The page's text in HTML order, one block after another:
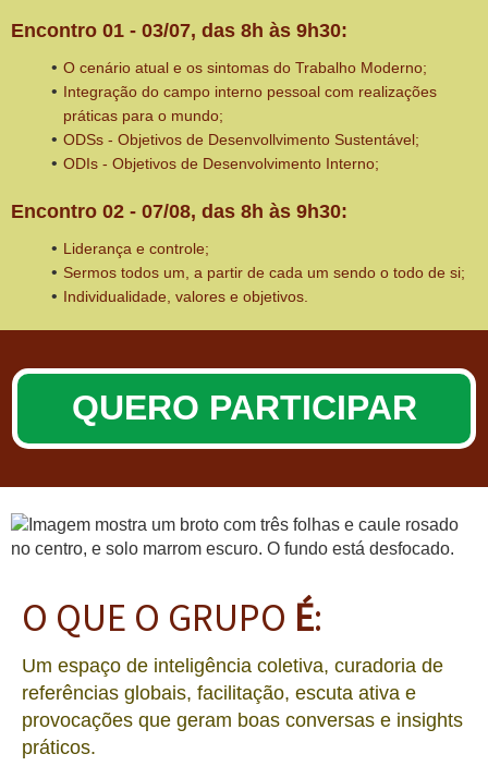
Encontro 01 - 03/07, das 8h às 9h30:
O cenário atual e os sintomas do Trabalho Moderno;
Integração do campo interno pessoal com realizações
práticas para o mundo;
ODSs - Objetivos de Desenvollvimento Sustentável;
ODIs - Objetivos de Desenvolvimento Interno;
Encontro 02 - 07/08, das 8h às 9h30:
Liderança e controle;
Sermos todos um, a partir de cada um sendo o todo de si;
Individualidade, valores e objetivos.
QUERO PARTICIPAR
O QUE O GRUPO É:
Um espaço de inteligência coletiva, curadoria de
referências globais, facilitação, escuta ativa e
provocações que geram boas conversas e insights
práticos.